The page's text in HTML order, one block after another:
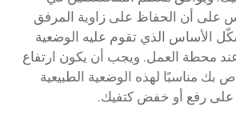
على أن الحفاظ على زاوية المرفق
درجة يشكّل الأساس الذي تقوم عليه الوضعية
محطة العمل. ويجب أن يكون ارتفاع
بك مناسبًا لهذه الوضعية الطبيعية
على رفع أو خفض كتفيك.